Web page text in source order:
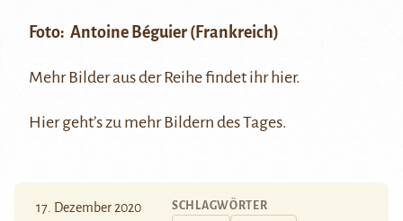
Foto: Antoine Béguier (Frankreich)
Mehr Bilder aus der Reihe findet ihrhier.
Hiergeht’s zu mehr Bildern des Tages.
17. Dezember 2020 SCHLAGWÖRTER